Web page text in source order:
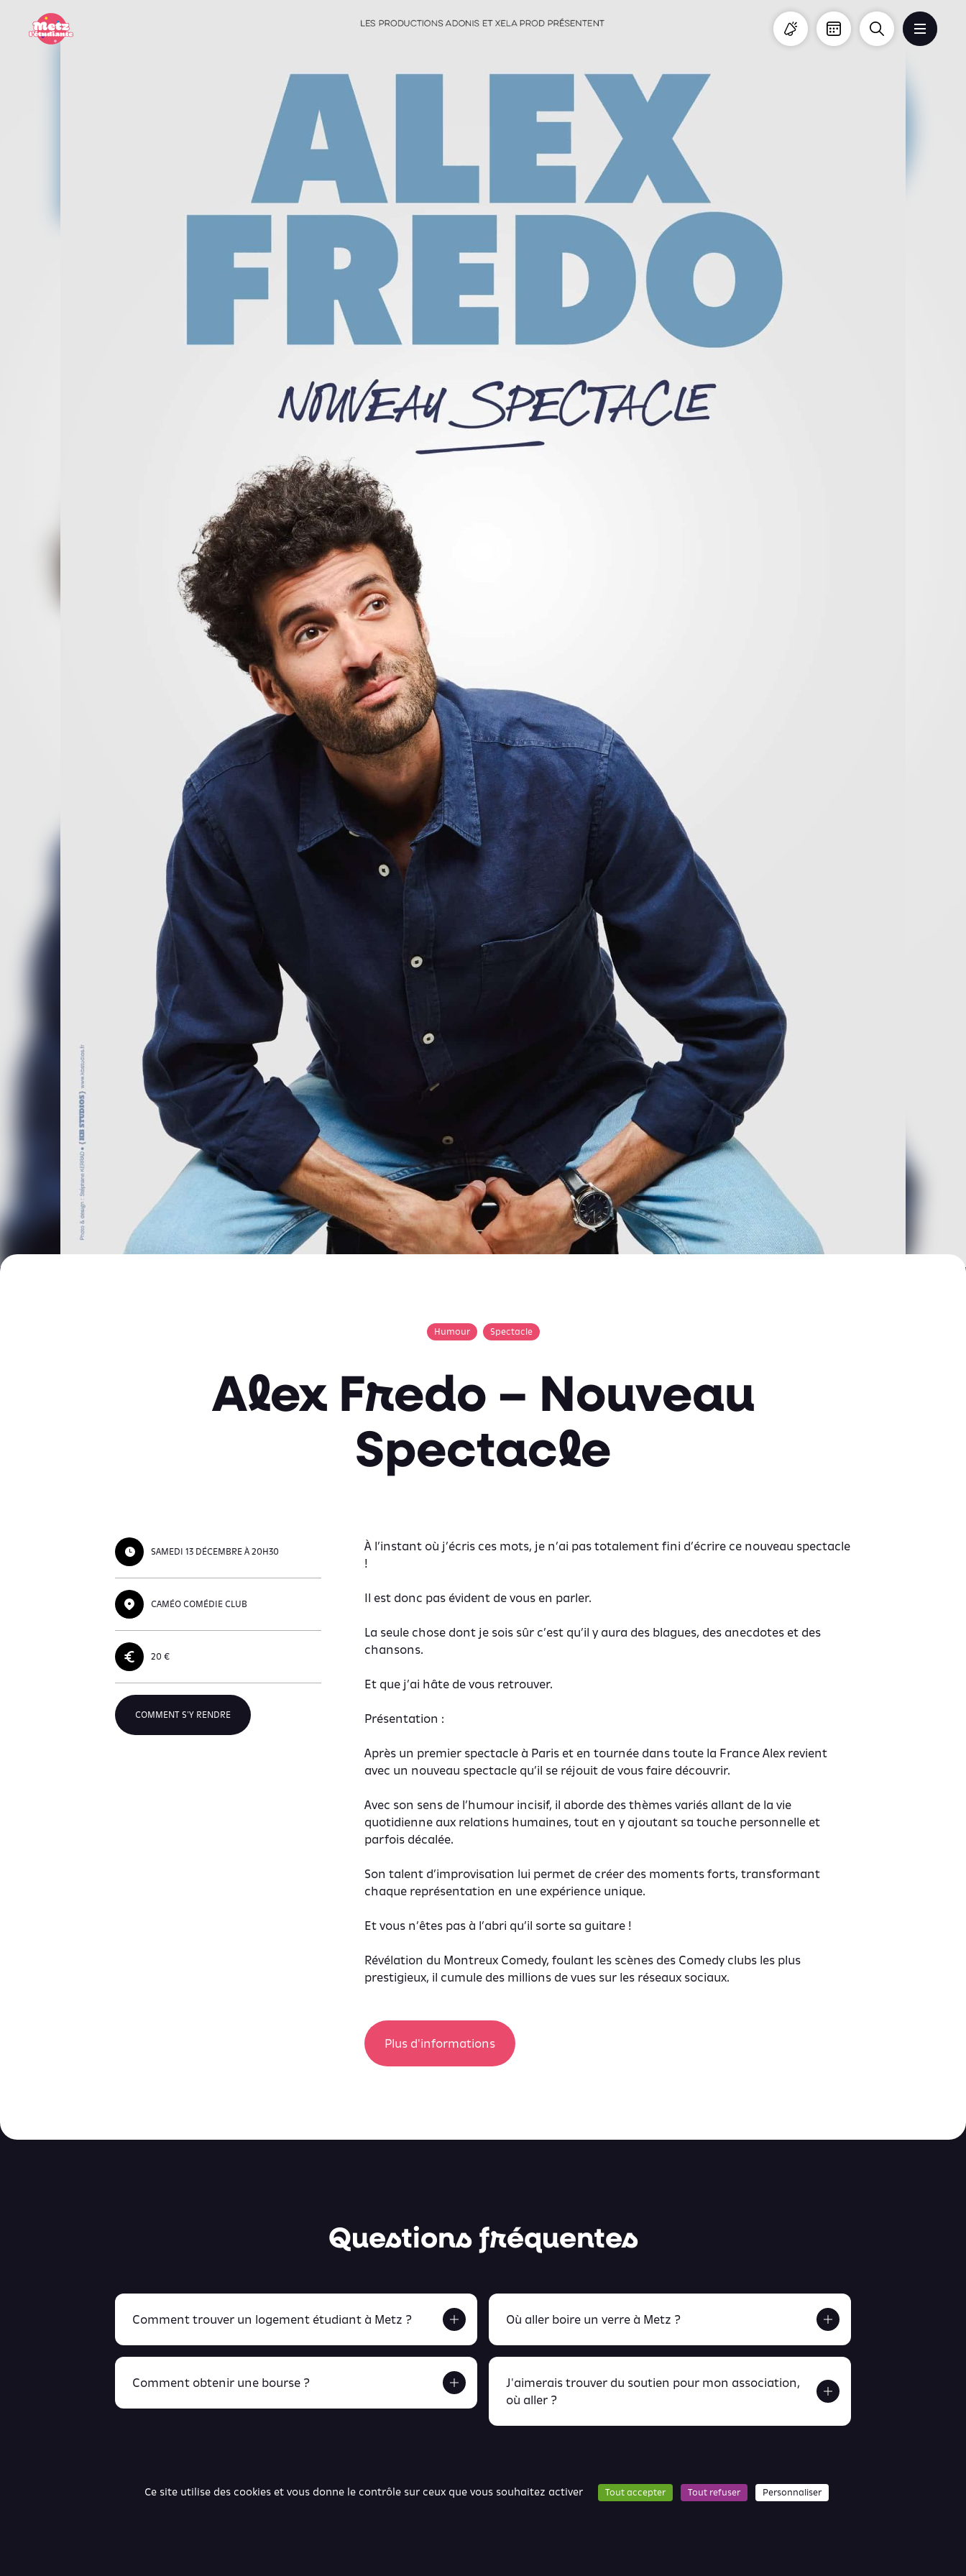
Ce site utilise des cookies et vous donne le contrôle sur ceux que vous souhaitez activer Tout accepter Tout refuser Personnaliser
Humour Spectacle
Alex Fredo – Nouveau
Spectacle
SAMEDI 13 DÉCEMBRE À 20H30
CAMÉO COMÉDIE CLUB
20 €
COMMENT S'Y RENDRE
À l’instant où j’écris ces mots, je n’ai pas totalement fini d’écrire ce nouveau spectacle
!
Il est donc pas évident de vous en parler.
La seule chose dont je sois sûr c’est qu’il y aura des blagues, des anecdotes et des
chansons.
Et que j’ai hâte de vous retrouver.
Présentation :
Après un premier spectacle à Paris et en tournée dans toute la France Alex revient
avec un nouveau spectacle qu’il se réjouit de vous faire découvrir.
Avec son sens de l’humour incisif, il aborde des thèmes variés allant de la vie
quotidienne aux relations humaines, tout en y ajoutant sa touche personnelle et
parfois décalée.
Son talent d’improvisation lui permet de créer des moments forts, transformant
chaque représentation en une expérience unique.
Et vous n’êtes pas à l’abri qu’il sorte sa guitare !
Révélation du Montreux Comedy, foulant les scènes des Comedy clubs les plus
prestigieux, il cumule des millions de vues sur les réseaux sociaux.
Plus d'informations
Questions fréquentes
Comment trouver un logement étudiant à Metz ?
Retrouve tout ça en
Comment obtenir une bourse ?
Où aller boire un verre à Metz ?
J'aimerais trouver du soutien pour mon association,
où aller ?